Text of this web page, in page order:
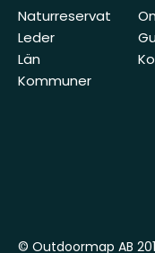
Naturreservat
Leder
Län
Kommuner
© Outdoormap AB